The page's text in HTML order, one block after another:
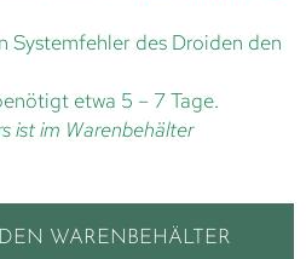
Systemfehler des Droiden den
etwa 5 – 7 Tage.
ist im Warenbehälter
WARENBEHÄLTER